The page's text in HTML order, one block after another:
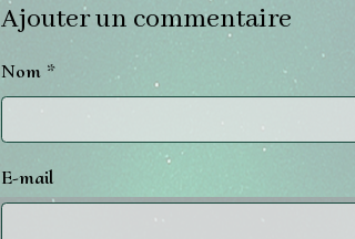
Ajouter un commentaire
Nom
E-mail